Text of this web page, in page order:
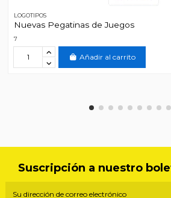
LOGOTIPOS
Nuevas Pegatinas de Juegos
7
Añadir al carrito
Suscripción a nuestro